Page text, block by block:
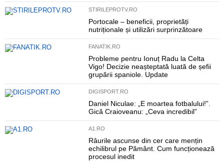
STIRILEPROTV.RO
Portocale – beneficii, proprietăți
nutriționale și utilizări surprinzătoare
FANATIK.RO
Probleme pentru Ionuț Radu la Celta
Vigo! Decizie neașteptată luată de șefii
grupării spaniole. Update
DIGISPORT.RO
Daniel Niculae: „E moartea fotbalului!”.
Gică Craioveanu: „Ceva incredibil”
A1.RO
Râurile ascunse din cer care mențin
echilibrul pe Pământ. Cum funcționează
procesul inedit